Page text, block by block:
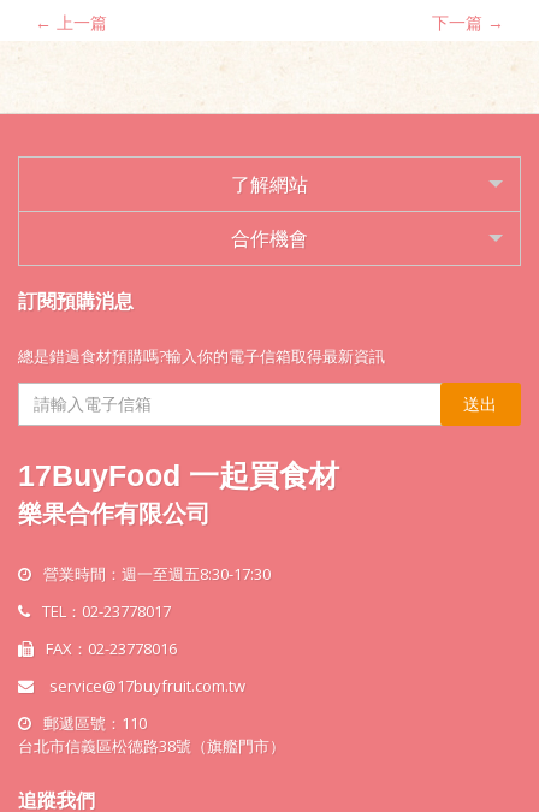
← 上一篇 下一篇 →
了解網站
合作機會
訂閱預購消息
總是錯過食材預購嗎?輸入你的電子信箱取得最新資訊
送出
17BuyFood 一起買食材
樂果合作有限公司
營業時間：週一至週五8:30-17:30
TEL：02-23778017
FAX：02-23778016
service@17buyfruit.com.tw
郵遞區號：110
台北市信義區松德路38號（旗艦門市）
追蹤我們